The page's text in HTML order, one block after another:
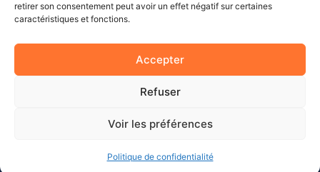
retirer son consentement peut avoir un effet négatif sur certaines
caractéristiques et fonctions.
Accepter
Refuser
Voir les préférences
Politique de confidentialité
Conditions générales
Politique de retour
Design byLE CAFÉ DU WEB